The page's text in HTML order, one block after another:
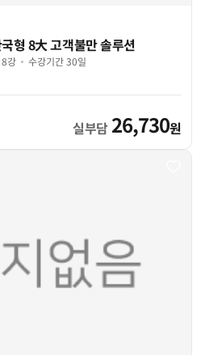
형 8大 고객불만 솔루션
8강 수강기간 30일
실부담 26,730원